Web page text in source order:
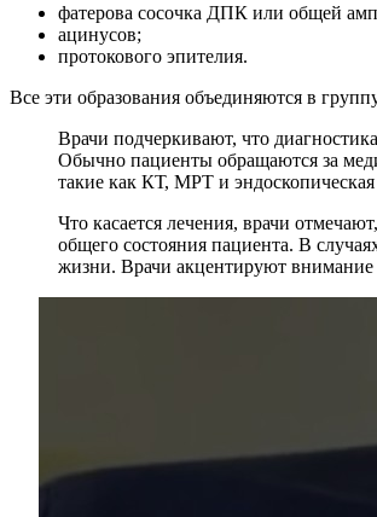
фатерова сосочка ДПК или общей
ацинусов;
протокового эпителия.
Все эти образования объединяются в
Врачи подчеркивают, что
Обычно пациенты обращаются за
такие как КТ, МРТ и
Что касается лечения, врачи
общего состояния пациента. В
жизни. Врачи акцентируют внимание